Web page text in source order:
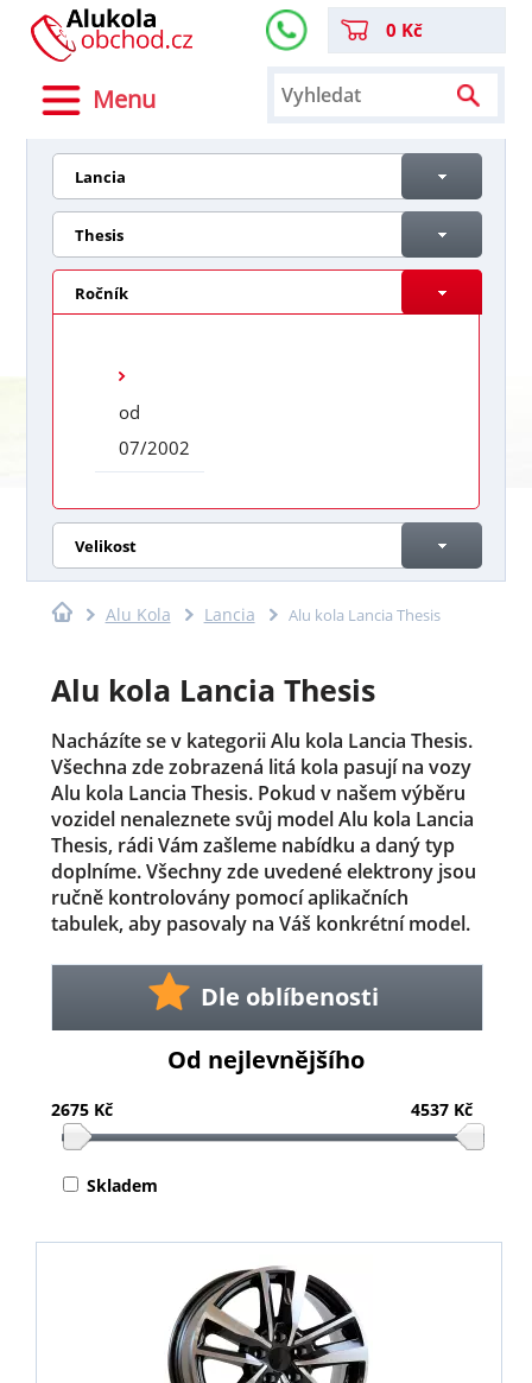
Menu
0 Kč
Lancia
Thesis
Ročník
od
07/2002
Velikost
Alu Kola Lancia Alu kola Lancia Thesis
Alu kola Lancia Thesis
Nacházíte se v kategorii Alu kola Lancia Thesis.
Všechna zde zobrazená litá kola pasují na vozy
Alu kola Lancia Thesis. Pokud v našem výběru
vozidel nenaleznete svůj model Alu kola Lancia
Thesis, rádi Vám zašleme nabídku a daný typ
doplníme. Všechny zde uvedené elektrony jsou
ručně kontrolovány pomocí aplikačních
tabulek, aby pasovaly na Váš konkrétní model.
Dle oblíbenosti
Od nejlevnějšího
2675 Kč 4537 Kč
Skladem